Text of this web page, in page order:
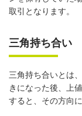
取引となります。
三角持ち合い
三角持ち合いとは
きになった後、上
すると、その方向